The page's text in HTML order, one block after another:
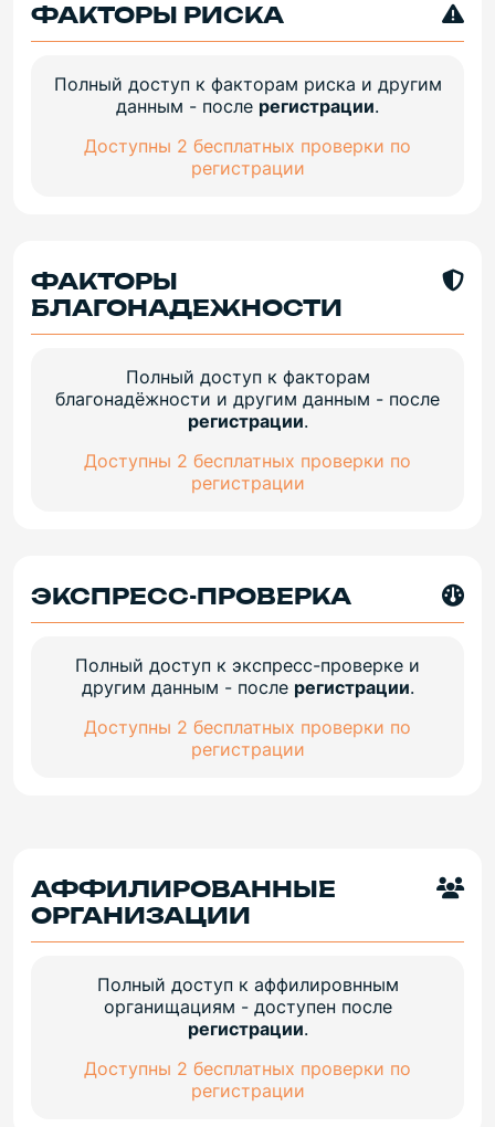
ФАКТОРЫ РИСКА
Полный доступ к факторам риска и другим
данным - после регистрации.
Доступны 2 бесплатных проверки по
регистрации
ФАКТОРЫ
БЛАГОНАДЕЖНОСТИ
Полный доступ к факторам
благонадёжности и другим данным - после
регистрации.
Доступны 2 бесплатных проверки по
регистрации
ЭКСПРЕСС-ПРОВЕРКА
Полный доступ к экспресс-проверке и
другим данным - после регистрации.
Доступны 2 бесплатных проверки по
регистрации
АФФИЛИРОВАННЫЕ
ОРГАНИЗАЦИИ
Полный доступ к аффилировнным
органищациям - доступен после
регистрации.
Доступны 2 бесплатных проверки по
регистрации